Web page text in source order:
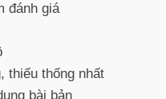
đánh giá
thiếu thống nhất
bài bản